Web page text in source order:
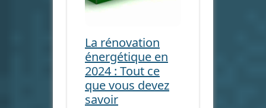
La rénovation
énergétique en
2024 : Tout ce
que vous devez
savoir